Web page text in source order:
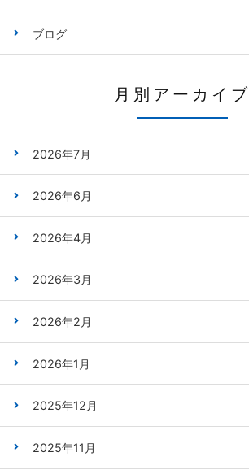
ブログ
月別アーカイブ
2026年7月
2026年6月
2026年4月
2026年3月
2026年2月
2026年1月
2025年12月
2025年11月